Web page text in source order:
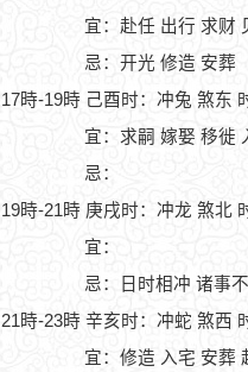
宜：赴任 出行 求财
忌：开光 修造 安葬
17時-19時 己酉时：冲兔 煞东
宜：求嗣 嫁娶 移徙
忌：
19時-21時 庚戌时：冲龙 煞北
宜：
忌：日时相冲 诸事
21時-23時 辛亥时：冲蛇 煞西
宜：修造 入宅 安葬